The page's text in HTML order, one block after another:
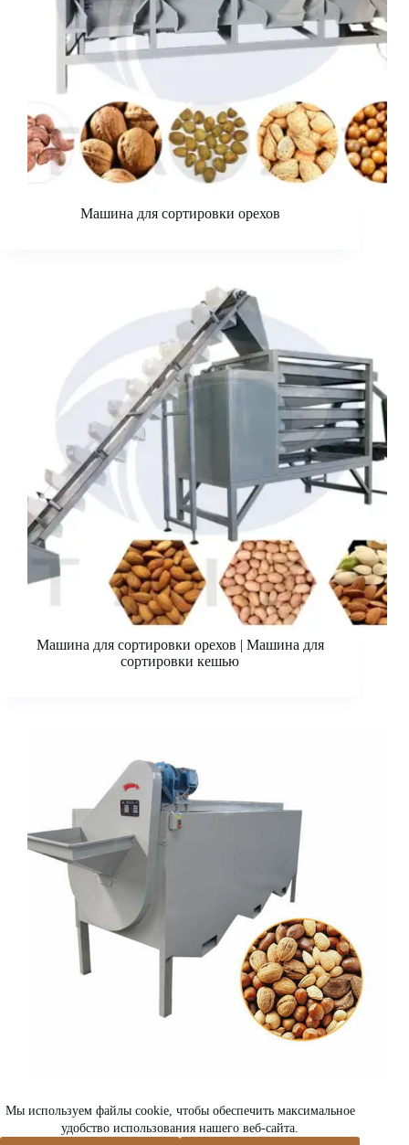
Мы используем файлы cookie, чтобы обеспечить максимальное
удобство использования нашего веб-сайта.
Машина для сортировки орехов
Машина для сортировки орехов | Машина для
сортировки кешью